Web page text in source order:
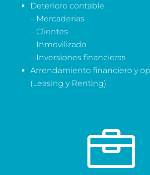
Deterioro contable:
– Mercaderias
– Clientes
– Inmovilizado
– Inversiones financieras
Arrendamiento financiero y
(Leasing y Renting).
